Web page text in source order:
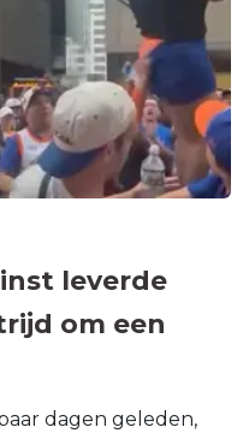
leverde
om een
dagen geleden,